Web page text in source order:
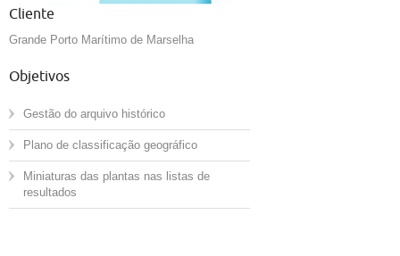
Cliente
Grande Porto Marítimo de Marselha
Objetivos
Gestão do arquivo histórico
Plano de classificação geográfico
Miniaturas das plantas nas listas de
resultados